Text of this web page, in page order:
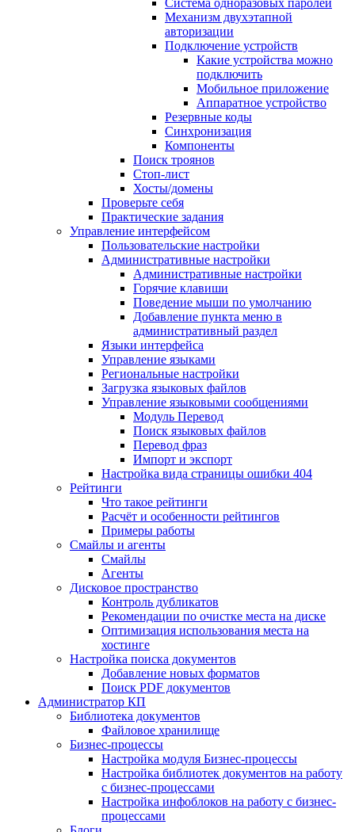
Система одноразовых паролей
Механизм двухэтапной
авторизации
Подключение устройств
Какие устройства можно
подключить
Мобильное приложение
Аппаратное устройство
Резервные коды
Синхронизация
Компоненты
Поиск троянов
Стоп-лист
Хосты/домены
Проверьте себя
Практические задания
Управление интерфейсом
Пользовательские настройки
Административные настройки
Административные настройки
Горячие клавиши
Поведение мыши по умолчанию
Добавление пункта меню в
административный раздел
Языки интерфейса
Управление языками
Региональные настройки
Загрузка языковых файлов
Управление языковыми сообщениями
Mодуль Перевод
Поиск языковых файлов
Перевод фраз
Импорт и экспорт
Настройка вида страницы ошибки 404
Рейтинги
Что такое рейтинги
Расчёт и особенности рейтингов
Примеры работы
Смайлы и агенты
Смайлы
Агенты
Дисковое пространство
Контроль дубликатов
Рекомендации по очистке места на диске
Оптимизация использования места на
хостинге
Настройка поиска документов
Добавление новых форматов
Поиск PDF документов
Администратор КП
Библиотека документов
Файловое хранилище
Бизнес-процессы
Настройка модуля Бизнес-процессы
Настройка библиотек документов на работу
с бизнес-процессами
Настройка инфоблоков на работу с бизнес-
процессами